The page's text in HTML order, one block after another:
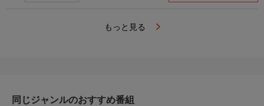
もっと見る
同じジャンルのおすすめ番組